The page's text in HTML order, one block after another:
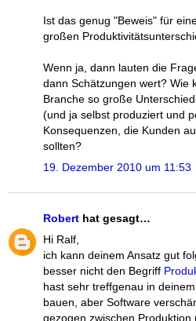
Ist das genug "Beweis" für
großen
Wenn ja, dann lauten die
dann Schätzungen wert? Wie
Branche so große
(und ja selbst produziert und
Konsequenzen, die Kunden
sollten?
19. Dezember 2010 um 11:53
Robert hat gesagt…
Hi Ralf,
ich kann deinem Ansatz gut
besser nicht den Begriff
hast sehr treffgenau in
bauen, aber Software
gezogen zwischen Produktion